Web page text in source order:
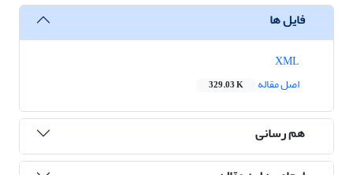
فایل ها
اصل مقاله
329.03 K
هم رسانی